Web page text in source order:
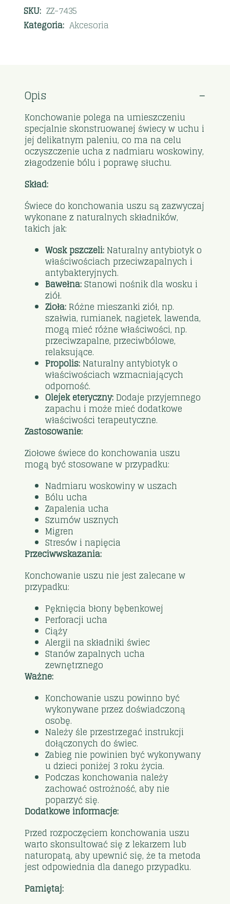
SKU: ZZ-7435
Kategoria: Akcesoria
Opis
Konchowanie polega na umieszczeniu
specjalnie skonstruowanej świecy w uchu i
jej delikatnym paleniu, co ma na celu
oczyszczenie ucha z nadmiaru woskowiny,
złagodzenie bólu i poprawę słuchu.
Skład:
Świece do konchowania uszu są zazwyczaj
wykonane z naturalnych składników,
takich jak:
Wosk pszczeli: Naturalny antybiotyk o
właściwościach przeciwzapalnych i
antybakteryjnych.
Bawełna:Stanowi nośnik dla wosku i
ziół.
Zioła: Różne mieszanki ziół, np.
szałwia, rumianek, nagietek, lawenda,
mogą mieć różne właściwości, np.
przeciwzapalne, przeciwbólowe,
relaksujące.
Propolis: Naturalny antybiotyk o
właściwościach wzmacniających
odporność.
Olejek eteryczny: Dodaje przyjemnego
zapachu i może mieć dodatkowe
właściwości terapeutyczne.
Zastosowanie:
Ziołowe świece do konchowania uszu
mogą być stosowane w przypadku:
Nadmiaru woskowiny w uszach
Bólu ucha
Zapalenia ucha
Szumów usznych
Migren
Stresów i napięcia
Przeciwwskazania:
Konchowanie uszu nie jest zalecane w
przypadku:
Pęknięcia błony bębenkowej
Perforacji ucha
Ciąży
Alergii na składniki świec
Stanów zapalnych ucha
zewnętrznego
Ważne:
Konchowanie uszu powinno być
wykonywane przez doświadczoną
osobę.
Należy śle przestrzegać instrukcji
dołączonych do świec.
Zabieg nie powinien być wykonywany
u dzieci poniżej 3 roku życia.
Podczas konchowania należy
zachować ostrożność, aby nie
poparzyć się.
Dodatkowe informacje:
Przed rozpoczęciem konchowania uszu
warto skonsultować się z lekarzem lub
naturopatą, aby upewnić się, że ta metoda
jest odpowiednia dla danego przypadku.
Pamiętaj: